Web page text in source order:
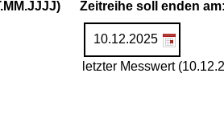
Zeitreihe soll enden
letzter Messwert